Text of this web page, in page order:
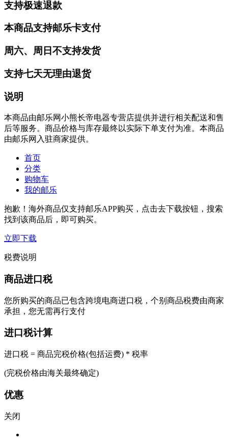
支持极速退款
本商品支持邮乐卡支付
周六、周日不支持发货
支持七天无理由退货
说明
本商品由邮乐网小熊长帝电器专营店提供并进行相关配送和售
后等服务。商品价格与库存最终以实际下单支付为准。本商品
由邮乐网入驻商家提供。
首页
分类
购物车
我的邮乐
抱歉！海外商品仅支持邮乐APP购买，点击去下载按钮，搜索
找到该商品后，即可购买。
立即下载
税费说明
商品进口税
您所购买的商品已包含跨境电商进口税，个别商品税费由商家
承担，您无需再行支付
进口税计算
进口税 = 商品完税价格(包括运费) * 税率
(完税价格由海关最终确定)
优惠
关闭